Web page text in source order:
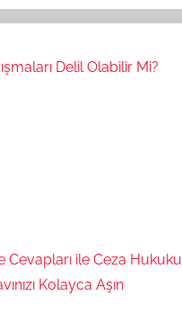
Delil Olabilir Mi?
Cevapları ile Ceza Hukuku
Kolayca Aşın